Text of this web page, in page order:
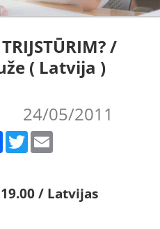
/
( Latvija )
24/05/2011
Facebook Twitter
/ Latvijas